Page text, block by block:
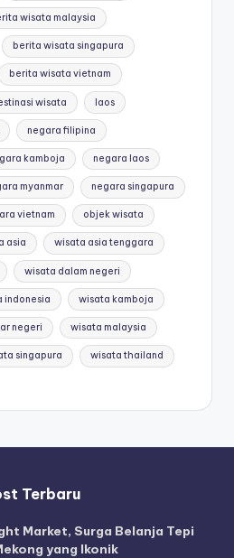
wisata malaysia
berita wisata singapura
berita wisata vietnam
wisata laos
negara filipina
kamboja negara laos
myanmar negara singapura
vietnam objek wisata
asia wisata asia tenggara
wisata dalam negeri
indonesia wisata kamboja
negeri wisata malaysia
singapura wisata thailand
Terbaru
Market, Surga Belanja Tepi
yang Ikonik